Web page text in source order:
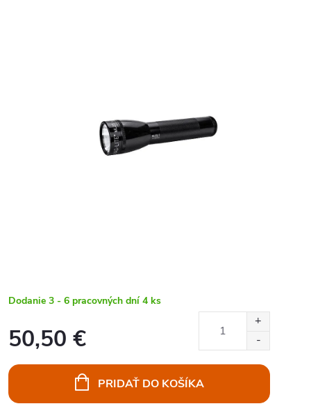
Dodanie 3 - 6 pracovných dní 4 ks
50,50 €
cena:
PRIDAŤ DO KOŠÍKA